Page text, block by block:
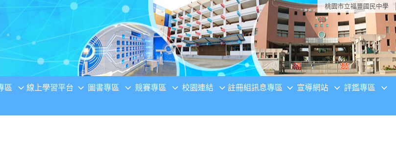
桃園市立福豐國民中學
區 線上學習平台 圖書專區 競賽專區 校園連結 註冊組訊息專區 宣導網站 評鑑專區